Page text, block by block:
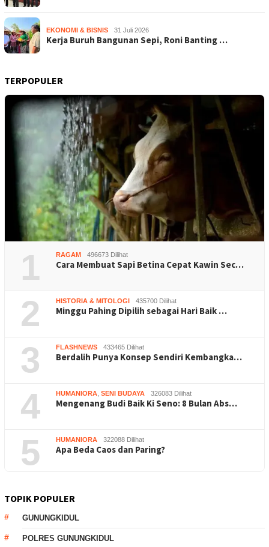
EKONOMI & BISNIS 31 Juli 2026
Kerja Buruh Bangunan Sepi, Roni Banting …
TERPOPULER
1 RAGAM 496673 Dilihat
Cara Membuat Sapi Betina Cepat Kawin Sec…
2 HISTORIA & MITOLOGI 435700 Dilihat
Minggu Pahing Dipilih sebagai Hari Baik …
3 FLASHNEWS 433465 Dilihat
Berdalih Punya Konsep Sendiri Kembangka…
4 HUMANIORA SENI BUDAYA 326083 Dilihat
Mengenang Budi Baik Ki Seno: 8 Bulan Abs…
5 HUMANIORA 322088 Dilihat
Apa Beda Caos dan Paring?
TOPIK POPULER
GUNUNGKIDUL
POLRES GUNUNGKIDUL